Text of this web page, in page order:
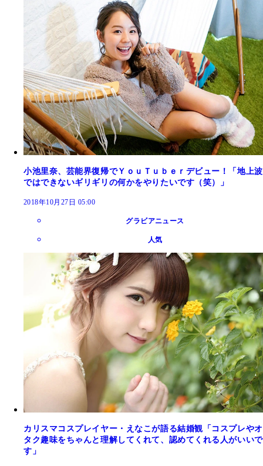
小池里奈、芸能界復帰でＹｏｕＴｕｂｅｒデビュー！「地上波
ではできないギリギリの何かをやりたいです（笑）」
2018年10月27日 05:00
グラビアニュース
人気
カリスマコスプレイヤー・えなこが語る結婚観「コスプレやオ
タク趣味をちゃんと理解してくれて、認めてくれる人がいいで
す」